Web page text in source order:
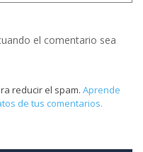
el comentario sea
reducir el spam. Aprende
de tus comentarios.